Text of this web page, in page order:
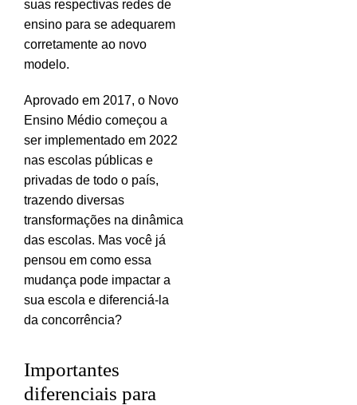
suas respectivas redes de
ensino para se adequarem
corretamente ao novo
modelo.
Aprovado em 2017, o Novo
Ensino Médio começou a
ser implementado em 2022
nas escolas públicas e
privadas de todo o país,
trazendo diversas
transformações na dinâmica
das escolas. Mas você já
pensou em como essa
mudança pode impactar a
sua escola e diferenciá-la
da concorrência?
Importantes
diferenciais para